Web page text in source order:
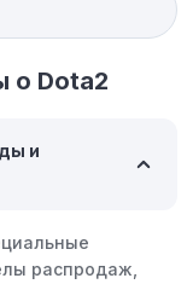
всего, в
их на
Следите за
"черная
значительные
о Dota2
и
распродаж,